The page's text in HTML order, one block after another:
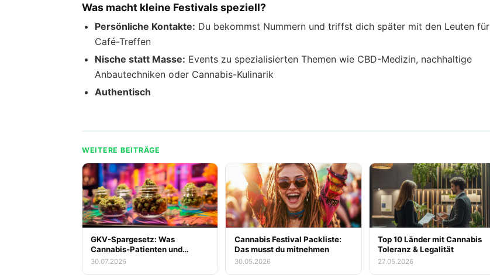
Was macht kleine Festivals speziell?
Persönliche Kontakte: Du bekommst Nummern und triffst dich später mit den Leuten für
Café-Treffen
Nische statt Masse: Events zu spezialisierten Themen wie CBD-Medizin, nachhaltige
Anbautechniken oder Cannabis-Kulinarik
Authentisch
WEITERE BEITRÄGE
GKV-Spargesetz: Was
Cannabis-Patienten und
Messe-Besucher zur
30.07.2026
Cannabis Festival Packliste:
Das musst du mitnehmen
30.05.2026
Top 10 Länder mit Cannabis
Toleranz & Legalität
27.05.2026